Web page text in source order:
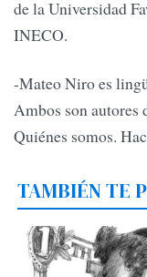
de la Universidad
INECO.
-Mateo Niro es
Ambos son autores
Quiénes somos.
TAMBIÉN TE